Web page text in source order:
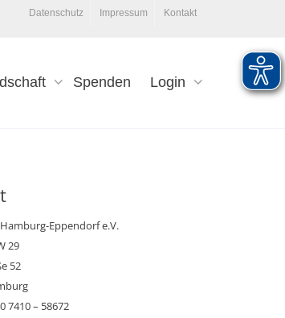
Datenschutz Impressum Kontakt
Spenden Login
Eppendorf e.V.
29
52
7410 – 58672